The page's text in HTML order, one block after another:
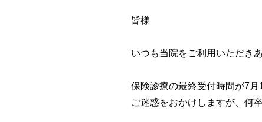
皆様
いつも当院をご利用いただき
保険診療の最終受付時間が7
ご迷惑をおかけしますが、何